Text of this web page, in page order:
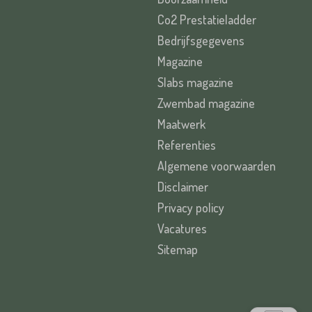
Co2 Prestatieladder
Bedrijfsgegevens
Magazine
Slabs magazine
Zwembad magazine
Maatwerk
Referenties
Algemene voorwaarden
Disclaimer
Privacy policy
Vacatures
Sitemap